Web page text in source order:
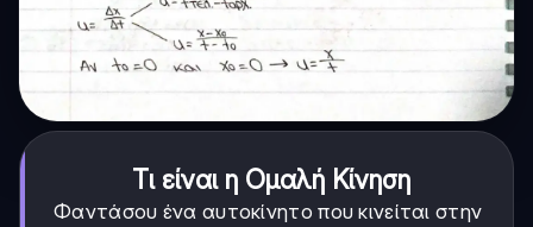
Τι είναι η Ομαλή Κίνηση
Φαντάσου ένα αυτοκίνητο που κινείται στην